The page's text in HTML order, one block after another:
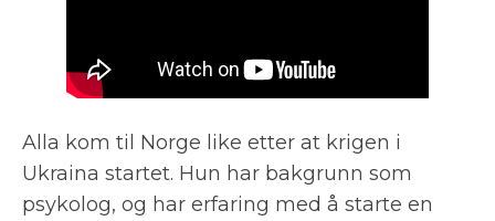
Alla kom til Norge like etter at krigen i
Ukraina startet. Hun har bakgrunn som
psykolog, og har erfaring med å starte en